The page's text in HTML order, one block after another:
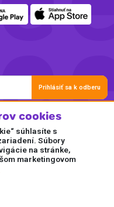
Prihlásiť sa k odberu
a so zasielaním
som sa so
cookies
súhlasíte s
Súbory
na stránke,
marketingovom